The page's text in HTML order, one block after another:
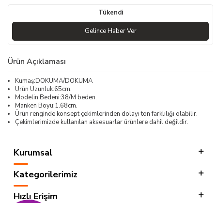
Tükendi
Gelince Haber Ver
Ürün Açıklaması
Kumaş:DOKUMA/DOKUMA
Ürün Uzunluk:65cm.
Modelin Bedeni:38/M beden.
Manken Boyu:1.68cm.
Ürün renginde konsept çekimlerinden dolayı ton farklılığı olabilir.
Çekimlerimizde kullanılan aksesuarlar ürünlere dahil değildir.
Kurumsal
Kategorilerimiz
Hızlı Erişim